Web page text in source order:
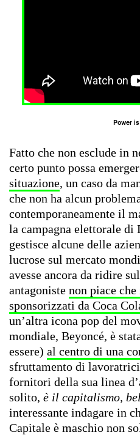
Power
Fatto che non esclude in
certo punto possa
situazione, un caso da
che non ha alcun
contemporaneamente il
la campagna elettorale di
gestisce alcune delle
lucrose sul mercato
avesse ancora da ridire
antagoniste non piace
sponsorizzati da Coca
un’altra icona pop del
mondiale, Beyoncé, è
essere) al centro di una
sfruttamento di
fornitori della sua linea
solito, è il capitalismo,
interessante indagare in
Capitale è maschio non